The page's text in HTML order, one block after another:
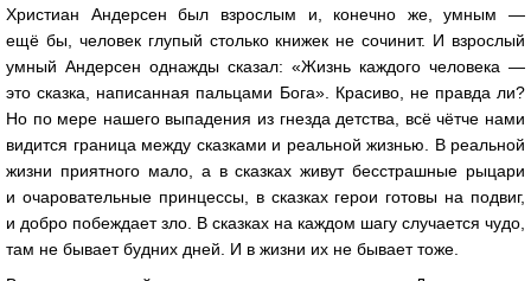
Христиан Андерсен был взрослым и, конечно же, умным —
ещё бы, человек глупый столько книжек не сочинит. И взрослый
умный Андерсен однажды сказал: «Жизнь каждого человека —
это сказка, написанная пальцами Бога». Красиво, не правда ли?
Но по мере нашего выпадения из гнезда детства, всё чётче нами
видится граница между сказками и реальной жизнью. В реальной
жизни приятного мало, а в сказках живут бесстрашные рыцари
и очаровательные принцессы, в сказках герои готовы на подвиг,
и добро побеждает зло. В сказках на каждом шагу случается чудо,
там не бывает будних дней. И в жизни их не бывает тоже.